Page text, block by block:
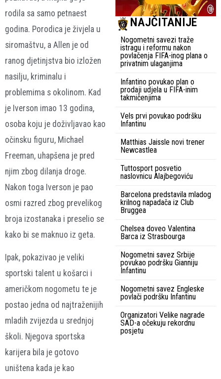
rodila sa samo petnaest
godina. Porodica je živjela u
siromaštvu, a Allen je od
ranog djetinjstva bio izložen
nasilju, kriminalu i
problemima s okolinom. Kad
je Iverson imao 13 godina,
osoba koju je doživljavao kao
očinsku figuru, Michael
Freeman, uhapšena je pred
njim zbog dilanja droge.
Nakon toga Iverson je pao
osmi razred zbog prevelikog
broja izostanaka i preselio se
kako bi se maknuo iz geta.
Ipak, pokazivao je veliki
sportski talent u košarci i
američkom nogometu te je
postao jedna od najtraženijih
mladih zvijezda u srednjoj
školi. Njegova sportska
karijera bila je gotovo
uništena kada je kao
NAJČITANIJE
Nogometni savezi traže
istragu i reformu nakon
povlačenja FIFA-inog plana o
privatnim ulaganjima
Infantino povukao plan o
prodaji udjela u FIFA-inim
takmičenjima
Vels prvi povukao podršku
Infantinu
Matthias Jaissle novi trener
Newcastlea
Tuttosport posvetio
naslovnicu Alajbegoviću
Barcelona predstavila mladog
krilnog napadača iz Club
Bruggea
Chelsea doveo Valentina
Barca iz Strasbourga
Nogometni savez Srbije
povukao podršku Gianniju
Infantinu
Nogometni savez Engleske
povlači podršku Infantinu
Organizatori Velike nagrade
SAD-a očekuju rekordnu
posjetu